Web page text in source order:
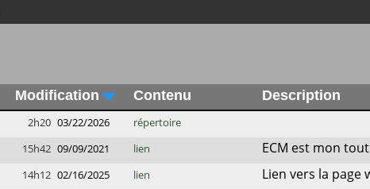
Modification Contenu Description
2h20 03/22/2026 répertoire
15h42 09/09/2021 lien
ECM est mon
14h12 02/16/2025 lien Lien vers la page